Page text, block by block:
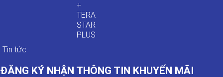
+
TERA
STAR
PLUS
Tin tức
ĐĂNG KÝ NHẬN THÔNG TIN KHUYẾN MÃI